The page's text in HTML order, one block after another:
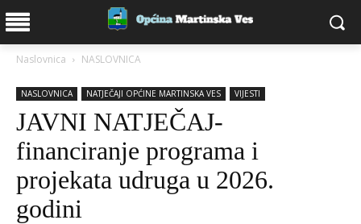
Naslovnica NASLOVNICA
NASLOVNICA NATJEČAJI OPĆINE MARTINSKA VES VIJESTI
JAVNI NATJEČAJ-
financiranje programa i
projekata udruga u 2026.
godini